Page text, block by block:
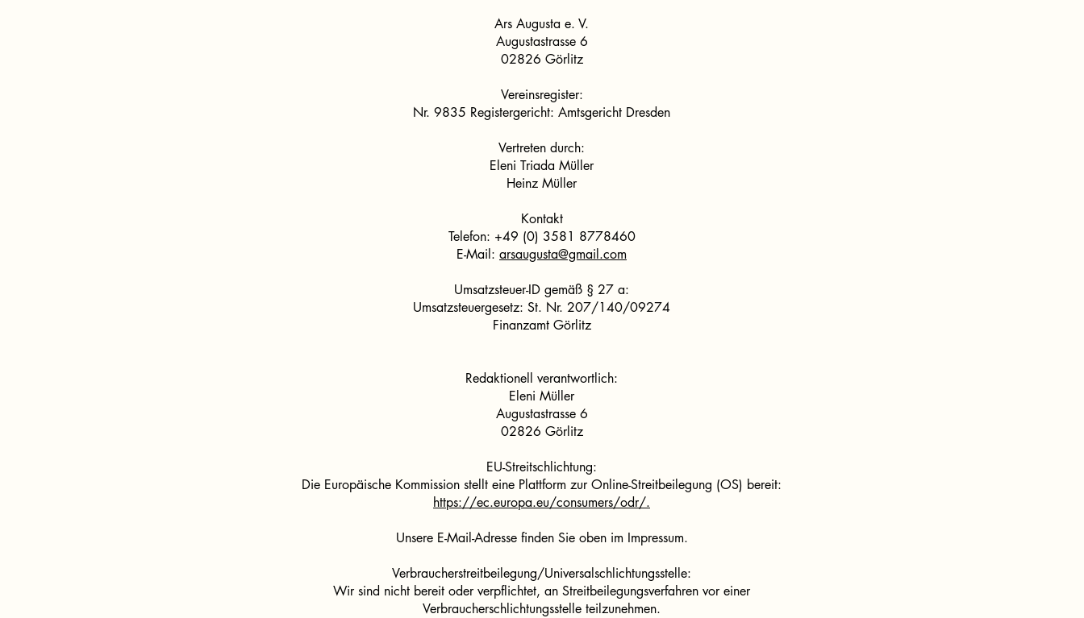
Ars Augusta e. V.
Augustastrasse 6
02826 Görlitz
Vereinsregister:
Nr. 9835 Registergericht: Amtsgericht Dresden
Vertreten durch:
Eleni Triada Müller
Heinz Müller
Kontakt
Telefon: +49 (0) 3581 8778460
E-Mail: arsaugusta@gmail.com
Umsatzsteuer-ID gemäß § 27 a:
Umsatzsteuergesetz: St. Nr. 207/140/09274
Finanzamt Görlitz
Redaktionell verantwortlich:
Eleni Müller
Augustastrasse 6
02826 Görlitz
EU-Streitschlichtung:
Die Europäische Kommission stellt eine Plattform zur Online-Streitbeilegung (OS) bereit:
https://ec.europa.eu/consumers/odr/.
Unsere E-Mail-Adresse finden Sie oben im Impressum.
Verbraucherstreitbeilegung/Universalschlichtungsstelle:
Wir sind nicht bereit oder verpflichtet, an Streitbeilegungsverfahren vor einer
Verbraucherschlichtungsstelle teilzunehmen.